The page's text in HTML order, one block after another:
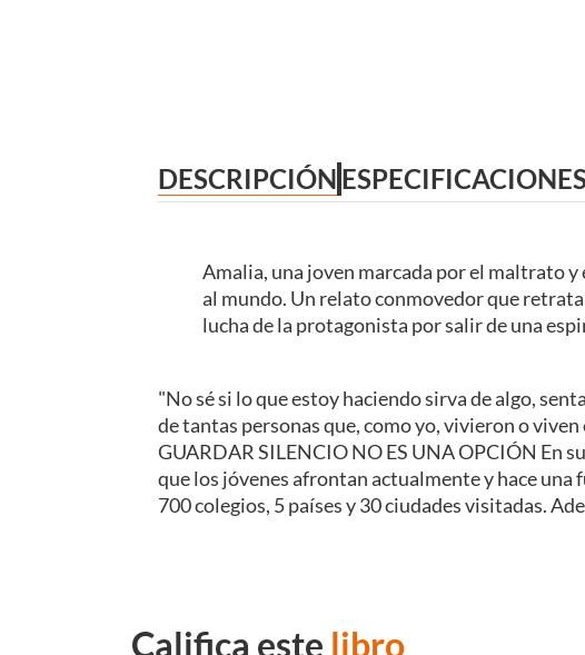
DESCRIPCIÓN
Amalia, una joven marcada por el maltrato
al mundo. Un relato conmovedor que
lucha de la protagonista por salir de una
"No sé si lo que estoy haciendo sirva de algo,
de tantas personas que, como yo, vivieron o
GUARDAR SILENCIO NO ES UNA OPCIÓN En
que los jóvenes afrontan actualmente y hace
700 colegios, 5 países y 30 ciudades visitadas.
Califica este libro